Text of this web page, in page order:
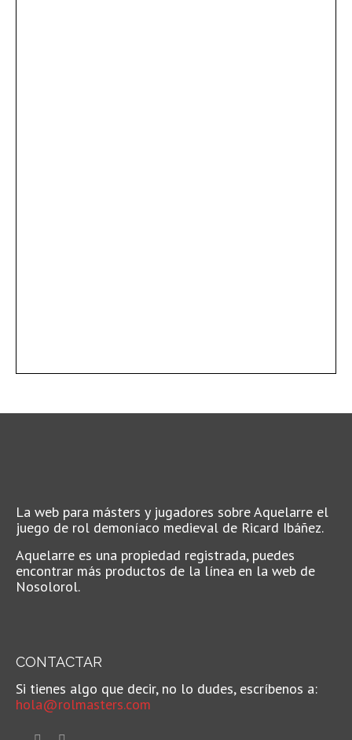
La web para másters y jugadores sobre Aquelarre el
juego de rol demoníaco medieval de Ricard Ibáñez.
Aquelarre es una propiedad registrada, puedes
encontrar más productos de la línea en la web de
Nosolorol.
CONTACTAR
Si tienes algo que decir, no lo dudes, escríbenos a:
hola@rolmasters.com